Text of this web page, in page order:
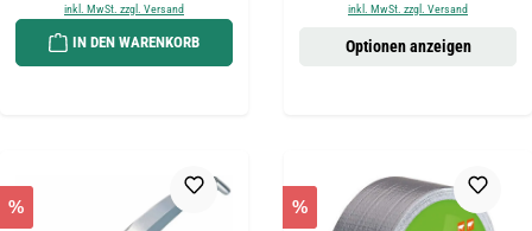
inkl. MwSt. zzgl. Versand
IN DEN WARENKORB
inkl. MwSt. zzgl. Versand
Optionen anzeigen
% %